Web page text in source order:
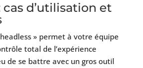
cas d’utilisation et
» permet à votre équipe
total de l’expérience
de se battre avec un gros outil